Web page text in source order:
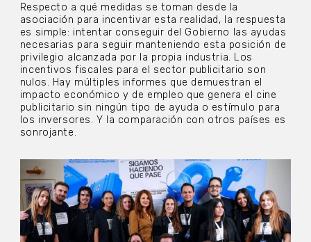
Respecto a qué medidas se toman desde la
asociación para incentivar esta realidad, la respuesta
es simple: intentar conseguir del Gobierno las ayudas
necesarias para seguir manteniendo esta posición de
privilegio alcanzada por la propia industria. Los
incentivos fiscales para el sector publicitario son
nulos. Hay múltiples informes que demuestran el
impacto económico y de empleo que genera el cine
publicitario sin ningún tipo de ayuda o estímulo para
los inversores. Y la comparación con otros países es
sonrojante.